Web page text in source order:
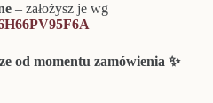
– założysz je wg
od momentu zamówienia ✨